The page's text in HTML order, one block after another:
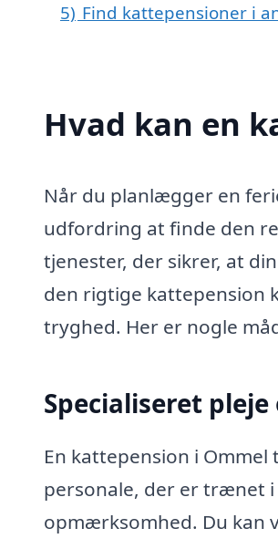
5) Find kattepensioner i
Hvad kan en
Når du planlægger en
udfordring at finde den
tjenester, der sikrer, at
den rigtige kattepension
tryghed. Her er nogle
Specialiseret
En kattepension i
personale, der er trænet i
opmærksomhed. Du kan